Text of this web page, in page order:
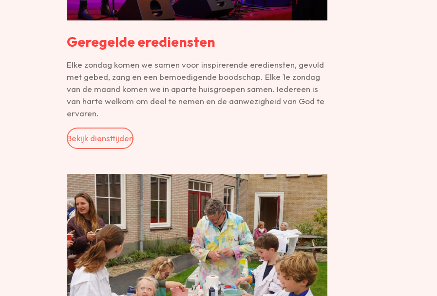
Geregelde erediensten
Elke zondag komen we samen voor inspirerende erediensten, gevuld
met gebed, zang en een bemoedigende boodschap. Elke 1e zondag
van de maand komen we in aparte huisgroepen samen. Iedereen is
van harte welkom om deel te nemen en de aanwezigheid van God te
ervaren.
Bekijk diensttijden